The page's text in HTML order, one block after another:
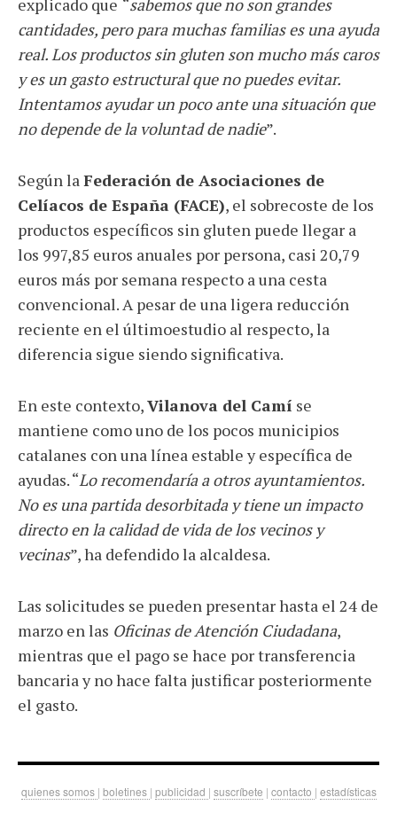
explicado que “sabemos que no son grandes
cantidades, pero para muchas familias es una ayuda
real. Los productos sin gluten son mucho más caros
y es un gasto estructural que no puedes evitar.
Intentamos ayudar un poco ante una situación que
no depende de la voluntad de nadie”.
Según laFederación de Asociaciones de
Celíacos de España (FACE), el sobrecoste de los
productos específicos sin gluten puede llegar a
los 997,85 euros anuales por persona, casi 20,79
euros más por semana respecto a una cesta
convencional. A pesar de una ligera reducción
reciente en el últimoestudio al respecto, la
diferencia sigue siendo significativa.
En este contexto,Vilanova del Camí se
mantiene como uno de los pocos municipios
catalanes con una línea estable y específica de
ayudas. “Lo recomendaría a otros ayuntamientos.
No es una partida desorbitada y tiene un impacto
directo en la calidad de vida de los vecinos y
vecinas”, ha defendido la alcaldesa.
Las solicitudes se pueden presentar hasta el 24 de
marzo en las Oficinas de Atención Ciudadana,
mientras que el pago se hace por transferencia
bancaria y no hace falta justificar posteriormente
el gasto.
quienes somos | boletines | publicidad | suscríbete | contacto | estadísticas